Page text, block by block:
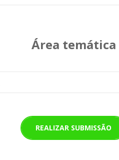
Área temática
REALIZAR SUBMISSÃO